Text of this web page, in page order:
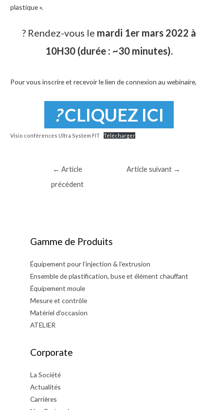
plastique ».
? Rendez-vous le mardi 1er mars 2022 à
10H30 (durée : ~30 minutes).
Pour vous inscrire et recevoir le lien de connexion au webinaire,
?CLIQUEZ ICI
Visio conférences Ultra System FIT Télécharger
Navigation
← Article
précédent
Article suivant →
Gamme de Produits
Équipement pour l’injection & l’extrusion
Ensemble de plastification, buse et élément chauffant
Équipement moule
Mesure et contrôle
Matériel d’occasion
ATELIER
Corporate
La Société
Actualités
Carrières